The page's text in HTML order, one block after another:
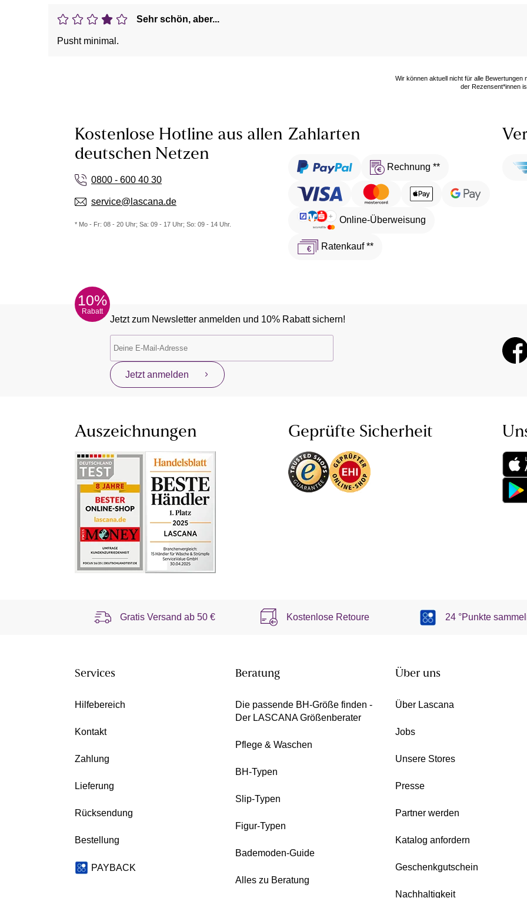
Sehr schön, aber...
Pusht minimal.
Wir können aktuell nicht für alle
der Rezensent*innen
Kostenlose Hotline aus allen
deutschen Netzen
0800 - 600 40 30
service@lascana.de
* Mo - Fr: 08 - 20 Uhr; Sa: 09 - 17 Uhr; So: 09 - 14 Uhr.
Zahlarten
Rechnung **
Online-Überweisung
Ratenkauf **
10%
Rabatt
Jetzt zum Newsletter anmelden und 10% Rabatt sichern!
Jetzt anmelden
Auszeichnungen Geprüfte Sicherheit
Gratis Versand ab50 € Kostenlose Retoure 24 °Punkte
Services
Hilfebereich
Kontakt
Zahlung
Lieferung
Rücksendung
Bestellung
PAYBACK
Beratung
Die passende BH-Größe finden -
Der LASCANA Größenberater
Pflege & Waschen
BH-Typen
Slip-Typen
Figur-Typen
Bademoden-Guide
Alles zu Beratung
Über uns
Über Lascana
Jobs
Unsere Stores
Presse
Partner werden
Katalog anfordern
Geschenkgutschein
Nachhaltigkeit